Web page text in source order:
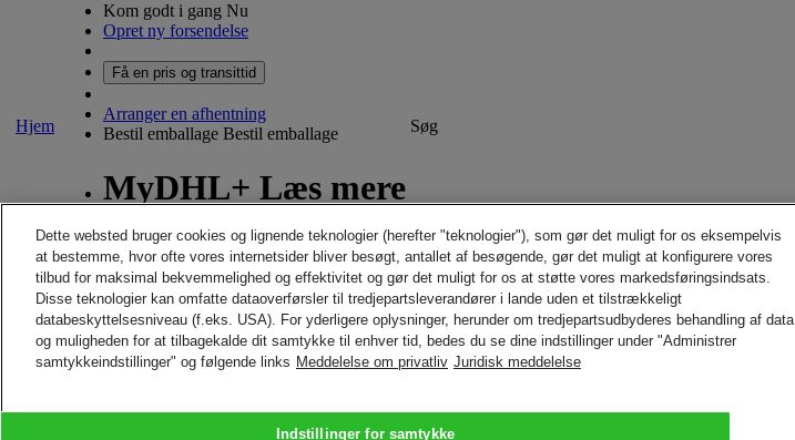
Hjem
Kom godt i gang Nu
Opret ny forsendelse
Få en pris og transittid
Arranger en afhentning
Bestil emballage Bestil emballage
MyDHL+ Læs mere
Om MyDHL+
Hvad er nyt i MyDHL+
Søg
Hjem Send Søg
CONTACT AND SUPPORT
Hjælp og support
Dette websted bruger cookies og lignende teknologier (herefter "teknologier"), som gør det muligt for os eksempelvis
at bestemme, hvor ofte vores internetsider bliver besøgt, antallet af besøgende, gør det muligt at konfigurere vores
tilbud for maksimal bekvemmelighed og effektivitet og gør det muligt for os at støtte vores markedsføringsindsats.
Disse teknologier kan omfatte dataoverførsler til tredjepartsleverandører i lande uden et tilstrækkeligt
databeskyttelsesniveau (f.eks. USA). For yderligere oplysninger, herunder om tredjepartsudbyderes behandling af data
og muligheden for at tilbagekalde dit samtykke til enhver tid, bedes du se dine indstillinger under "Administrer
samtykkeindstillinger" og følgende links Meddelelse om privatliv Juridisk meddelelse
Indstillinger for samtykke